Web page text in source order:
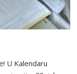
U Kalendaru